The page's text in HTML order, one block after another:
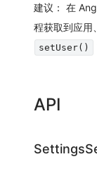
建议： 在
程获取到应用
setUser()
API